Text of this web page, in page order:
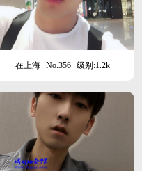
在上海 No.356 级别:1.2k